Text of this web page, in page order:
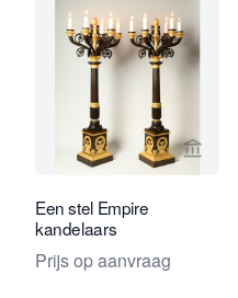
Een stel Empire
kandelaars
Prijs op aanvraag